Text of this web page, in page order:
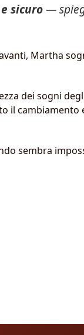
sicuro—
Martha
dei sogni
il cambiamento
sembra